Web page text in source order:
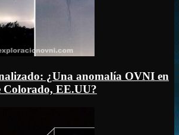
¿Una anomalía OVNI en
Colorado, EE.UU?